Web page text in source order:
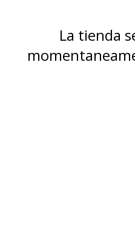
La tienda